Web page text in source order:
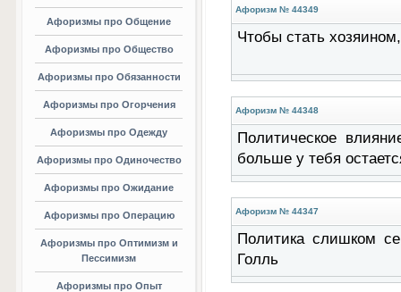
Афоризмы про Общение
Афоризмы про Общество
Афоризмы про Обязанности
Афоризмы про Огорчения
Афоризмы про Одежду
Афоризмы про Одиночество
Афоризмы про Ожидание
Афоризмы про Операцию
Афоризмы про Оптимизм и
Пессимизм
Афоризмы про Опыт
Афоризм № 44349
Чтобы стать
Афоризм № 44348
Политическое
больше у тебя
Афоризм № 44347
Политика слишком
Голль